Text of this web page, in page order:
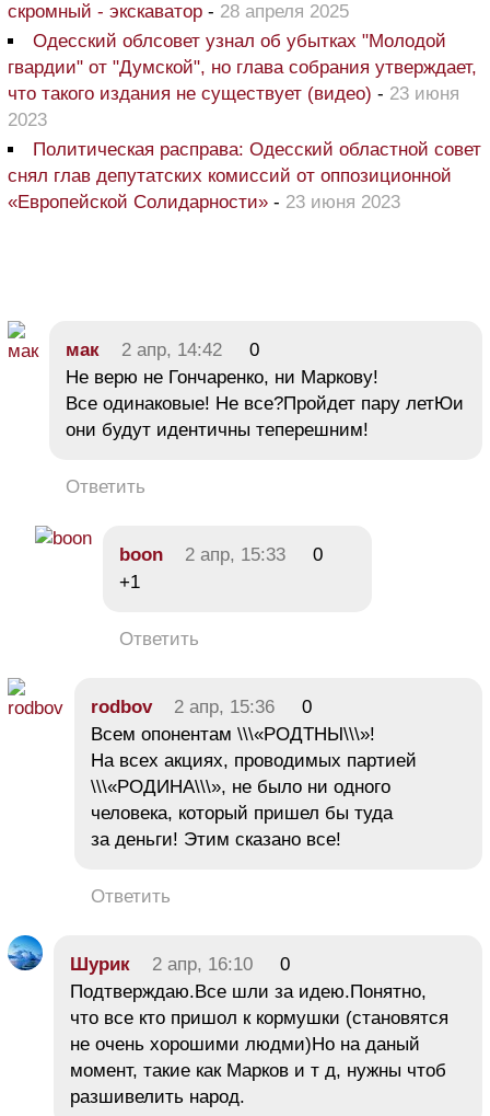
скромный - экскаватор - 28 апреля 2025
Одесский облсовет узнал об убытках "Молодой
гвардии" от "Думской", но глава собрания утверждает,
что такого издания не существует (видео) - 23 июня
2023
Политическая расправа: Одесский областной совет
снял глав депутатских комиссий от оппозиционной
«Европейской Солидарности» - 23 июня 2023
мак 2 апр, 14:42
0
Не верю не Гончаренко, ни Маркову!
Все одинаковые! Не все?Пройдет пару летЮи
они будут идентичны теперешним!
Ответить
boon 2 апр, 15:33
0
+1
Ответить
rodbov 2 апр, 15:36
0
Всем опонентам \\\«РОДТНЫ\\\»!
На всех акциях, проводимых партией
\\\«РОДИНА\\\», не было ни одного
человека, который пришел бы туда
за деньги! Этим сказано все!
Ответить
Шурик 2 апр, 16:10
0
Подтверждаю.Все шли за идею.Понятно,
что все кто пришол к кормушки (становятся
не очень хорошими людми)Но на даный
момент, такие как Марков и т д, нужны чтоб
разшивелить народ.